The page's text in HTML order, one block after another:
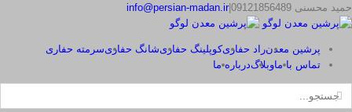
Skip
to
حمید محسنی 09121856489 info@persian-madan.ir
پرشین معدنراد حفاریکوپلینگ حفاریشانگ حفاریسرمته حفاری
تماس با ماوبلاگدرباره ما
جستجو
برای: